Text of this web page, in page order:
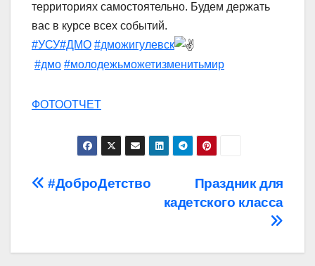
территориях самостоятельно. Будем держать
вас в курсе всех событий.
#УСУ#ДМО #дможигулевск
#дмо #молодежьможетизменитьмир
ФОТООТЧЕТ
Навигация
записям
Праздник для
кадетского класса
#ДоброДетство